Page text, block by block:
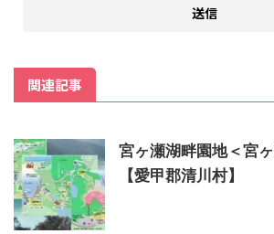
関連記事
宮ヶ瀬湖畔園地＜宮
【愛甲郡清川村】